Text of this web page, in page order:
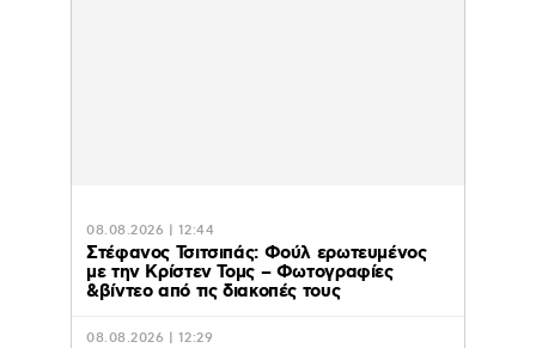
08.08.2026 | 12:44
Στέφανος Τσιτσιπάς: Φούλ ερωτευμένος
με την Κρίστεν Τομς – Φωτογραφίες
&βίντεο από τις διακοπές τους
08.08.2026 | 12:29